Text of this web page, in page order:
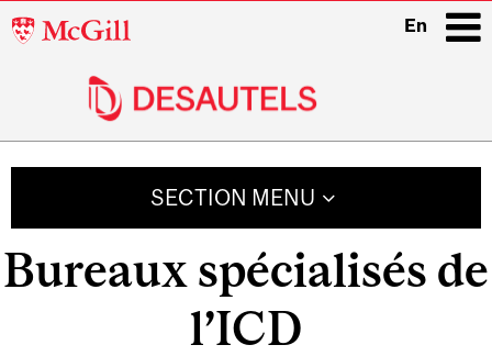
McGill
En
SECTION MENU
Bureaux spécialisés de
l’ICD